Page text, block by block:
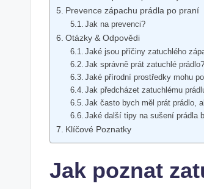
Prevence zápachu prádla po praní
Jak na prevenci?
Otázky & Odpovědi
Jaké jsou příčiny zatuchlého
Jak správně prát zatuchlé prádlo?
Jaké přírodní prostředky mohu
Jak předcházet zatuchlému
Jak často bych měl prát prádlo,
Jaké další tipy na sušení prádla
Klíčové Poznatky
Jak poznat